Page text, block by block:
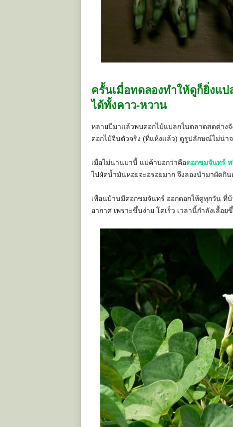
ครั้นเมื่อทดลองทำให้ดูก็ยิ่งแ
ได้ทั้งคาว-หวาน
หลายปีมาแล้วพบดอกไม้แปลกในตลาดสดต่าง
ดอกไม้จีนตัวจริง (ที่แห้งแล้ว) ดูรูปลักษณ์ไม่น่าจ
เมื่อไม่นานมานี้ แม่ค้าบอกว่าคือดอกชมจันทร์
ไปผัดน้ำมันหอยจะอร่อยมาก จึงลองนำมาผัดกิ
เพื่อนบ้านมีดอกชมจันทร์ ออกดอกให้ดูทุกวัน ที่
อากาศ เพราะขึ้นง่าย โตเร็ว เวลานี้กำลังเลื้อย